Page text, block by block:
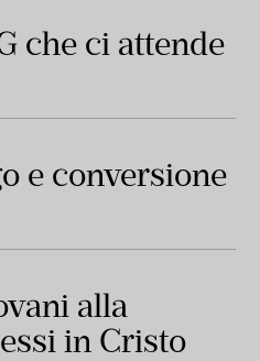
che ci attende
e conversione
alla
in Cristo